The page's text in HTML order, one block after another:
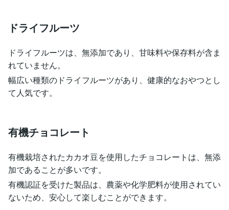
ドライフルーツ
ドライフルーツは、無添加であり、甘味料や保存料が含ま
れていません。
幅広い種類のドライフルーツがあり、健康的なおやつとし
て人気です。
有機チョコレート
有機栽培されたカカオ豆を使用したチョコレートは、無添
加であることが多いです。
有機認証を受けた製品は、農薬や化学肥料が使用されてい
ないため、安心して楽しむことができます。